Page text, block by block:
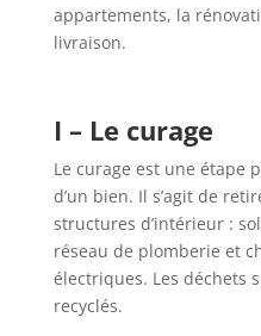
appartements, la
livraison.
I – Le curage
Le curage est une étape
d’un bien. Il s’agit de
structures d’intérieur :
réseau de plomberie et
électriques. Les déchets
recyclés.